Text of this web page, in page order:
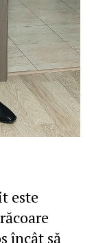
este
încât să